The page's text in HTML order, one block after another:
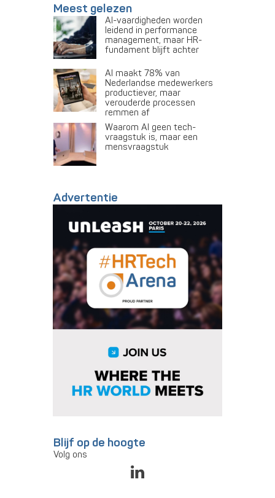
Meest gelezen
AI-vaardigheden worden
leidend in performance
management, maar HR-
fundament blijft achter
AI maakt 78% van
Nederlandse medewerkers
productiever, maar
verouderde processen
remmen af
Waarom AI geen tech-
vraagstuk is, maar een
mensvraagstuk
Advertentie
Blijf op de hoogte
Volg ons